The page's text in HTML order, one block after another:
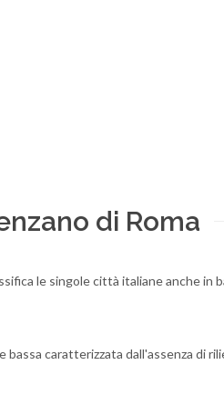
di Roma
le singole città italiane anche in
bassa caratterizzata dall'assenza di